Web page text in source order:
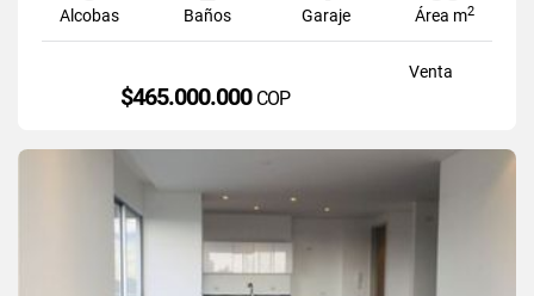
Alcobas Baños Garaje Área m2
Venta
$465.000.000 COP